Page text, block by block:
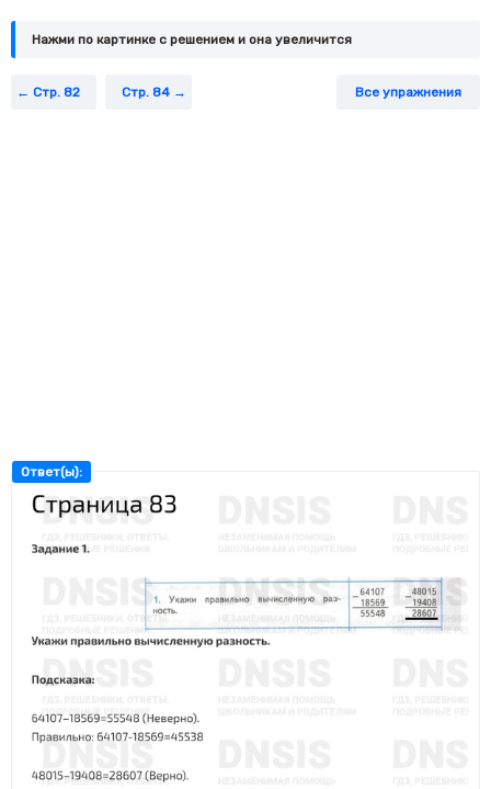
420 + _ = 890 – 110 стало верным?
Задание 4.
Нажми по картинке c решением и она увеличится
Стр. 82 Стр. 84 Все упражнения
Ответ(ы):